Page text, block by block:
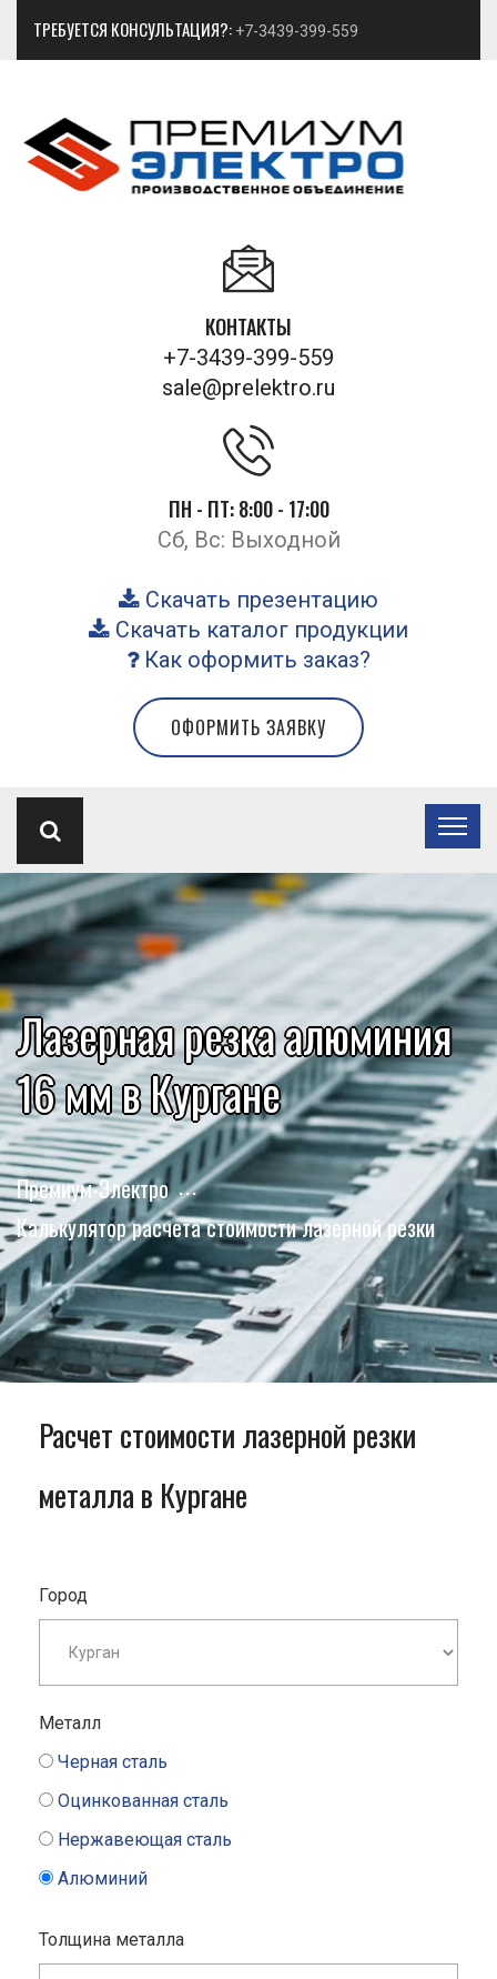
ТРЕБУЕТСЯ КОНСУЛЬТАЦИЯ?: +7-3439-399-559
КОНТАКТЫ
+7-3439-399-559
sale@prelektro.ru
ПН - ПТ: 8:00 - 17:00
Сб, Вс: Выходной
Скачать презентацию
Скачать каталог продукции
Как оформить заказ?
ОФОРМИТЬ ЗАЯВКУ
Лазерная резка алюминия
16 мм в Кургане
Премиум-Электро
Калькулятор расчета стоимости лазерной резки
Расчет стоимости лазерной резки
металла в Кургане
Город
Металл
Черная сталь
Оцинкованная сталь
Нержавеющая сталь
Алюминий
Толщина металла